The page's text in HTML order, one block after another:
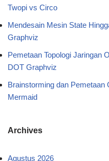
Twopi vs Circo
Mendesain Mesin State
Graphviz
Pemetaan Topologi Jaringan
DOT Graphviz
Brainstorming dan
Mermaid
Archives
Agustus 2026